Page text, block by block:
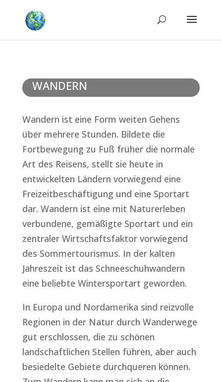
WANDERN
Wandern ist eine Form weiten Gehens
über mehrere Stunden. Bildete die
Fortbewegung zu Fuß früher die normale
Art des Reisens, stellt sie heute in
entwickelten Ländern vorwiegend eine
Freizeitbeschäftigung und eine Sportart
dar. Wandern ist eine mit Naturerleben
verbundene, gemäßigte Sportart und ein
zentraler Wirtschaftsfaktor vorwiegend
des Sommertourismus. In der kalten
Jahreszeit ist das Schneeschuhwandern
eine beliebte Wintersportart geworden.
In Europa und Nordamerika sind reizvolle
Regionen in der Natur durch Wanderwege
gut erschlossen, die zu schönen
landschaftlichen Stellen führen, aber auch
besiedelte Gebiete durchqueren können.